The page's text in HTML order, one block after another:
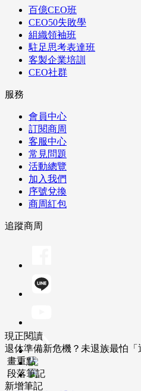
百億CEO班
CEO50失敗學
組織領袖班
駐足思考表達班
客製企業培訓
CEO社群
服務
會員中心
訂閱商周
客服中心
常見問題
活動總覽
加入我們
序號兌換
商周紅包
追蹤商周
現正閱讀
退休準備新危機？未退族最怕「
畫重點
段落筆記
新增筆記